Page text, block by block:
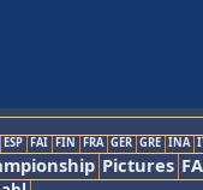
ESP FAI FIN FRA GER GRE INA
Pictures